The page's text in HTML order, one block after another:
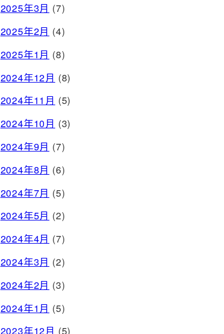
2025年3月 (7)
2025年2月 (4)
2025年1月 (8)
2024年12月 (8)
2024年11月 (5)
2024年10月 (3)
2024年9月 (7)
2024年8月 (6)
2024年7月 (5)
2024年5月 (2)
2024年4月 (7)
2024年3月 (2)
2024年2月 (3)
2024年1月 (5)
2023年12月 (5)